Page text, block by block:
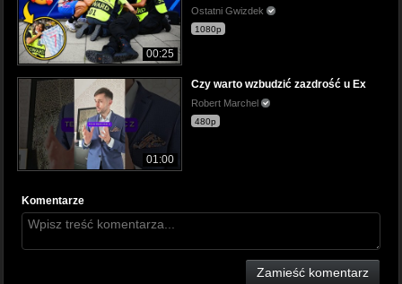
00:25
Ostatni Gwizdek
1080p
01:00
Czy warto wzbudzić zazdrość u Ex
Robert Marchel
480p
Komentarze
Zamieść komentarz